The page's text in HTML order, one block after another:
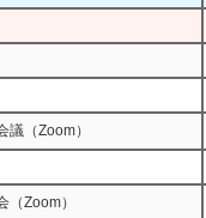
議（Zoom）
（Zoom）